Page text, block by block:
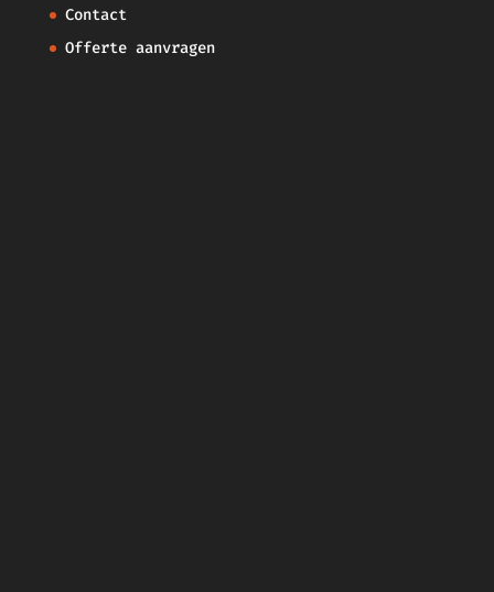
Contact
Offerte aanvragen